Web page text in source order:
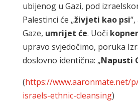
ubijenog u Gazi, pod
Palestinci će „živjeti kao psi
Gaze, umrijet će. Uoči
upravo svjedočimo, poruka
doslovno identična: „Napusti
(https://www.aaronmate.net/
israels-ethnic-cleansing)